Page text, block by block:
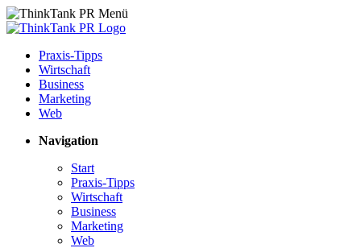
Praxis-Tipps
Wirtschaft
Business
Marketing
Web
Navigation
Start
Praxis-Tipps
Wirtschaft
Business
Marketing
Web